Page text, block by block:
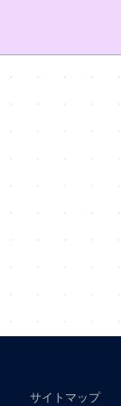
サイトマップ